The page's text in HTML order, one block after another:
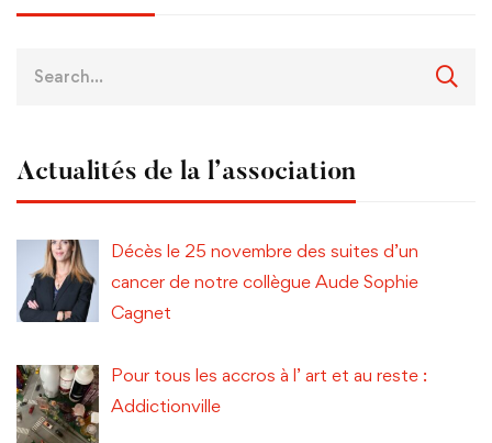
Actualités de la l’association
Décès le 25 novembre des suites d’un
cancer de notre collègue Aude Sophie
Cagnet
Pour tous les accros à l’ art et au reste :
Addictionville